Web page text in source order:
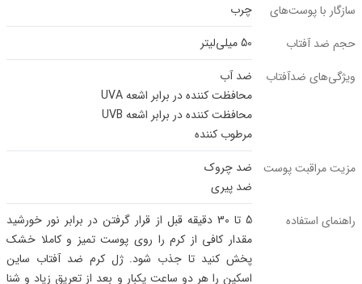
سازگار با پوست‌‌های
چرب
حجم ضد آفتاب
50 میلی‌لیتر
ویژگی‌های ضدآفتاب
ضد آب
محافظت کننده در برابر اشعه UVA
محافظت کننده در برابر اشعه UVB
مرطوب کننده
مزیت مراقبت پوست
ضد چروک
ضد پیری
راهنمای استفاده
5 تا 30 دقیقه قبل از قرار گرفتن در برابر نور خورشید
مقدار کافی از کرم را روی پوست تمیز و کاملا خشک
پخش کنید تا جذب شود. ژل کرم ضد آفتاب ساین
اسکین را هر دو ساعت یکبار و بعد از تعریق زیاد و شنا